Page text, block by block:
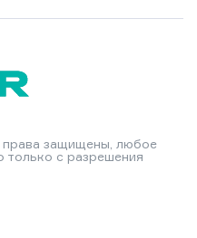
защищены, любое
только с разрешения